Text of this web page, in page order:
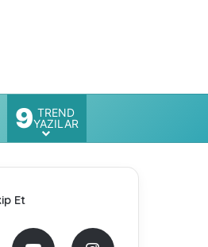
değiştir
yap ...
9 TREND
YAZILAR
Et